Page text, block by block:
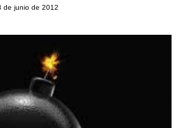
de junio de 2012